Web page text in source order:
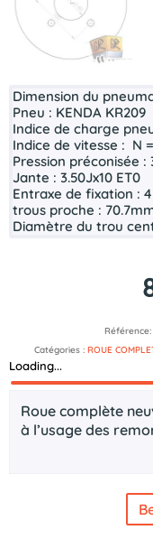
Dimension du
Pneu : KENDA KR209
Indice de charge
Indice de vitesse : N
Pression préconisée :
Jante : 3.50Jx10 ET0
Entraxe de fixation :
trous proche :
Diamètre du trou
Référence:
Catégories : ROUE
Loading...
Roue complète
à l’usage des